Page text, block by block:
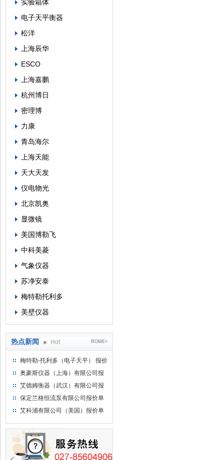
实验箱体
电子天平衡器
松洋
上海辰华
ESCO
上海嘉鹏
杭州博日
密理博
力康
青岛海尔
上海天能
天大天发
仪电物光
北京凯奥
显微镜
美国博勒飞
中科美菱
气象仪器
苏净安泰
梅特勒托利多
美壁仪器
热点新闻 Hot ROME+
梅特勒-托利多（电子天平） 报价
单
奥豪斯仪器（上海）有限公司报
价单
艾德姆衡器（武汉）有限公司报
价单
保定兰格恒流泵有限公司报价单
艾科浦有限公司（美国）报价单